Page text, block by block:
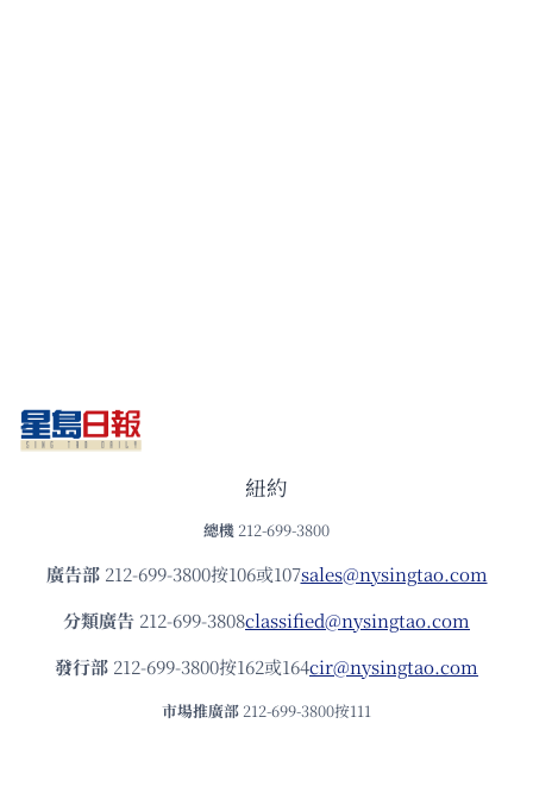
紐約
總機 212-699-3800
廣告部212-699-3800按106或107sales@nysingtao.com
分類廣告 212-699-3808classified@nysingtao.com
發⾏部 212-699-3800按162或164cir@nysingtao.com
市場推廣部 212-699-3800按111